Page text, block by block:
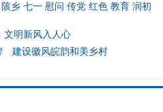
陔乡 七一 慰问 传党 红色 教育 润初
文明新风入人心
建设徽风皖韵和美乡村